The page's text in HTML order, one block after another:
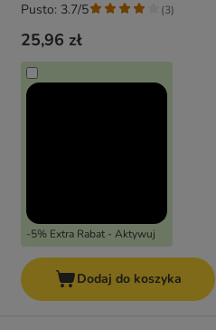
25,96 zł
-5% Extra Rabat - Aktywuj
Pusto: 3.7/5 (3)
Dodaj do koszyka